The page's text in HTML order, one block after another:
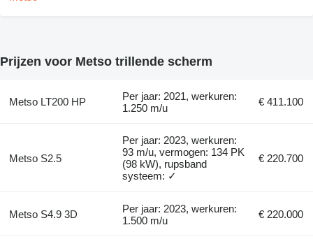
Prijzen voor Metso trillende scherm
Metso LT200 HP
Per jaar: 2021, werkuren:
1.250 m/u
€ 411.100
Metso S2.5
Per jaar: 2023, werkuren:
93 m/u, vermogen: 134 PK
(98 kW), rupsband
systeem: ✓
€ 220.700
Metso S4.9 3D
Per jaar: 2023, werkuren:
1.500 m/u
€ 220.000